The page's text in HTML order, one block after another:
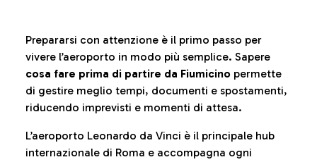
Prepararsi con attenzione è il primo passo per
vivere l’aeroporto in modo più semplice. Sapere
cosa fare prima di partire da Fiumicino permette
di gestire meglio tempi, documenti e spostamenti,
riducendo imprevisti e momenti di attesa.
L’aeroporto Leonardo da Vinci è il principale hub
internazionale di Roma e accompagna ogni